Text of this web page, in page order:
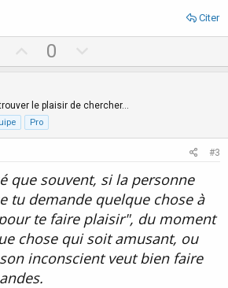
Citer
p
o
t
e
0
o
n
o
e
le plaisir de chercher…
Pro
#3
que souvent, si la personne
tu demande quelque chose à
te faire plaisir", du moment
chose qui soit amusant, ou
inconscient veut bien faire